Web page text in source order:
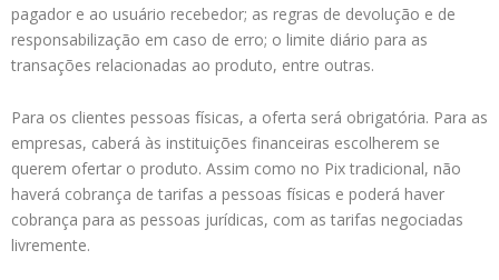
pagador e ao usuário recebedor; as regras de devolução e de
responsabilização em caso de erro; o limite diário para as
transações relacionadas ao produto, entre outras.
Para os clientes pessoas físicas, a oferta será obrigatória. Para as
empresas, caberá às instituições financeiras escolherem se
querem ofertar o produto. Assim como no Pix tradicional, não
haverá cobrança de tarifas a pessoas físicas e poderá haver
cobrança para as pessoas jurídicas, com as tarifas negociadas
livremente.